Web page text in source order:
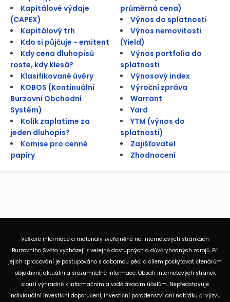
Kapitálové výdaje
(CAPEX)
Kapitálový trh
Kdo si půjčuje - emitent
Kdy cena dluhopisů
roste, kdy klesá?
Klasifikované úvěry
KOBOS (Kontinuální
Burzovní Obchodní
Systém)
Kolik zaplatíme za
jeden dluhopis?
Komise pro cenné
papíry
průměrná cena)
Výnos do splatnosti
Výnos nemovitosti
(Yield)
Výnos portfolia do
splatnosti
Výnosový index
Výroční zpráva
Warrant
Yard
YTM (výnos do
splatnosti)
Zajišťovatel
Zhodnocení
Veškeré informace a materiály zveřejněné na internetových stránkách
Burzovního Světa vycházejí z veřejně dostupných a důvěryhodných zdrojů. Při
jejich zpracování je postupováno s odbornou péčí a cílem poskytovat čtenářům
objektivní, aktuální a srozumitelné informace. Obsah internetových stránek
slouží výhradně k informačním a vzdělávacím účelům. Nepředstavuje
individuální investiční doporučení, investiční poradenství ani nabídku či výzvu